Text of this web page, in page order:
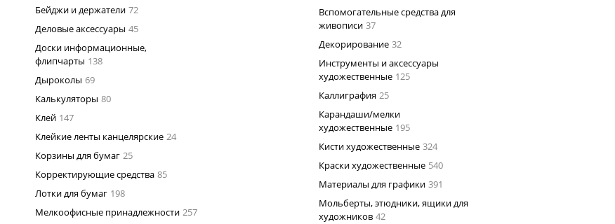
Бейджи и держатели 72
Деловые аксессуары 45
Доски информационные,
флипчарты 138
Дыроколы 69
Калькуляторы 80
Клей 147
Клейкие ленты канцелярские 24
Корзины для бумаг 25
Корректирующие средства 85
Лотки для бумаг 198
Мелкоофисные принадлежности 257
Вспомогательные средства для
живописи 37
Декорирование 32
Инструменты и аксессуары
художественные 125
Каллиграфия 25
Карандаши/мелки
художественные 195
Кисти художественные 324
Краски художественные 540
Материалы для графики 391
Мольберты, этюдники, ящики для
художников 42